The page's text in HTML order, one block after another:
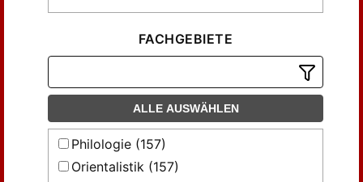
FACHGEBIETE
ALLE AUSWÄHLEN
Philologie (157)
Orientalistik (157)